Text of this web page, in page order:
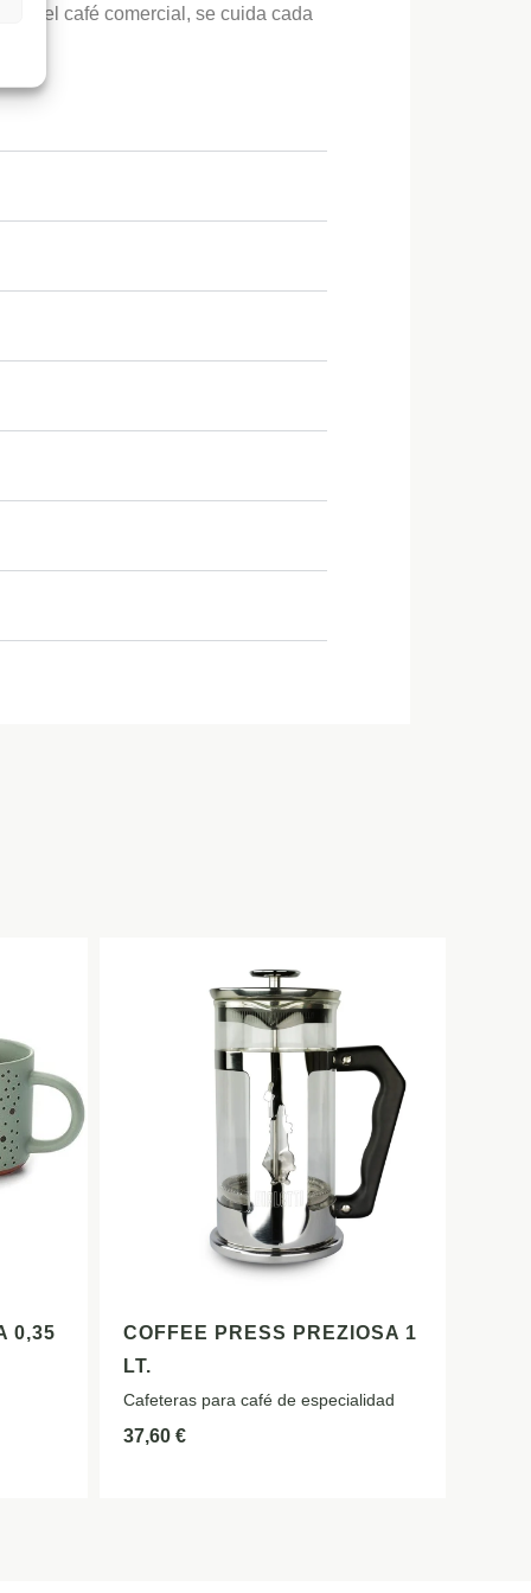
del café comercial, se cuida cada
0,35
COFFEE PRESS PREZIOSA 1
LT.
Cafeteras para café de especialidad
37,60 €